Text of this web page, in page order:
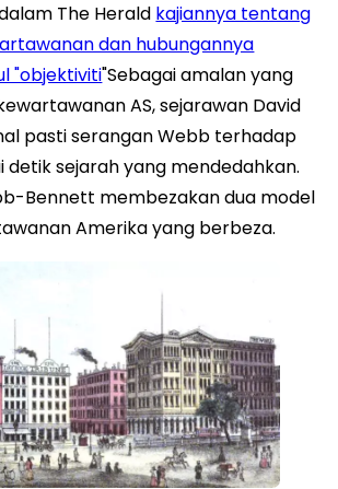
The Herald kajiannya tentang
dan hubungannya
"objektiviti"Sebagai amalan yang
AS, sejarawan David
pasti serangan Webb terhadap
detik sejarah yang mendedahkan.
Bennett membezakan dua model
Amerika yang berbeza.